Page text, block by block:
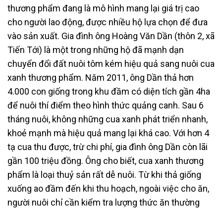
thương phẩm đang là mô hình mang lại giá trị cao
cho người lao động, được nhiều hộ lựa chọn để đưa
vào sản xuất. Gia đình ông Hoàng Văn Dần (thôn 2, xã
Tiến Tới) là một trong những hộ đã mạnh dạn
chuyển đổi đất nuôi tôm kém hiệu quả sang nuôi cua
xanh thương phẩm. Năm 2011, ông Dần thả hơn
4.000 con giống trong khu đầm có diện tích gần 4ha
để nuôi thí điểm theo hình thức quảng canh. Sau 6
tháng nuôi, không những cua xanh phát triển nhanh,
khoẻ mạnh mà hiệu quả mang lại khá cao. Với hơn 4
tạ cua thu được, trừ chi phí, gia đình ông Dần còn lãi
gần 100 triệu đồng. Ông cho biết, cua xanh thương
phẩm là loại thuỷ sản rất dễ nuôi. Từ khi thả giống
xuống ao đầm đến khi thu hoạch, ngoài việc cho ăn,
người nuôi chỉ cần kiểm tra lượng thức ăn thường